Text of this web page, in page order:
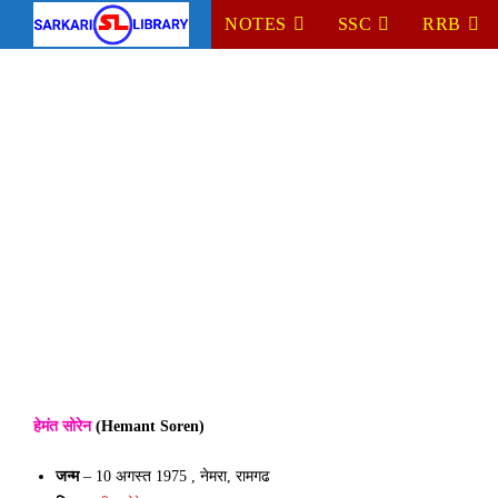
NOTES SSC RRB
हेमंत सोरेन(Hemant Soren)
जन्म– 10 अगस्त 1975 , नेमरा, रामगढ